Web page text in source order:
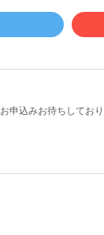
込みお待ちしてお